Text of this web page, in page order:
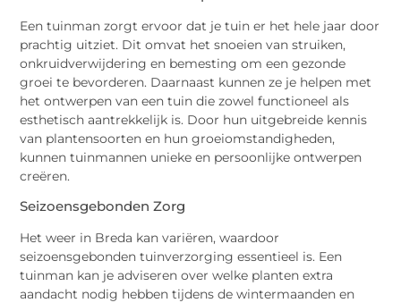
Een tuinman zorgt ervoor dat je tuin er het hele jaar door
prachtig uitziet. Dit omvat het snoeien van struiken,
onkruidverwijdering en bemesting om een gezonde
groei te bevorderen. Daarnaast kunnen ze je helpen met
het ontwerpen van een tuin die zowel functioneel als
esthetisch aantrekkelijk is. Door hun uitgebreide kennis
van plantensoorten en hun groeiomstandigheden,
kunnen tuinmannen unieke en persoonlijke ontwerpen
creëren.
Seizoensgebonden Zorg
Het weer in Breda kan variëren, waardoor
seizoensgebonden tuinverzorging essentieel is. Een
tuinman kan je adviseren over welke planten extra
aandacht nodig hebben tijdens de wintermaanden en